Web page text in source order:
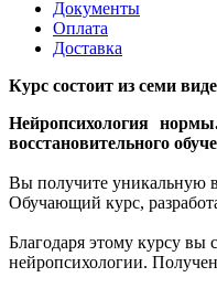
Документы
Оплата
Доставка
Курс состоит из семи
Нейропсихология
восстановительного
Вы получите уникальную
Обучающий курс,
Благодаря этому курсу вы
нейропсихологии.